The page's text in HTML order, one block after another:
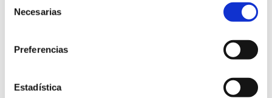
Necesarias
Preferencias
Estadística